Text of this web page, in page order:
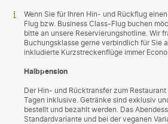
Wenn Sie für Ihren Hin- und Rückflug
Flug bzw. Business Class-Flug buchen
bitte an unsere Reservierungshotline. Wir
Buchungsklasse gerne verbindlich für Sie
inkludierte Kurzstreckenflüge immer
Halbpension
Der Hin- und Rücktransfer zum
Tagen inklusive. Getränke sind exklusiv
bestellt und bezahlt werden. Das
Standardvariante und bei der veganen